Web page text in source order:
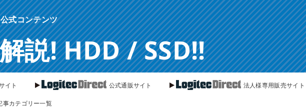
公式コンテンツ
説! HDD / SSD!!
イト 公式通販サイト 法人様専用販売サイト
事カテゴリー一覧